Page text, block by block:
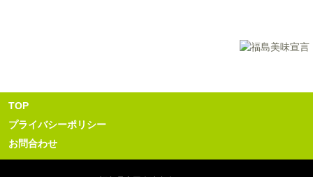
TOP
プライバシーポリシー
お問合わせ